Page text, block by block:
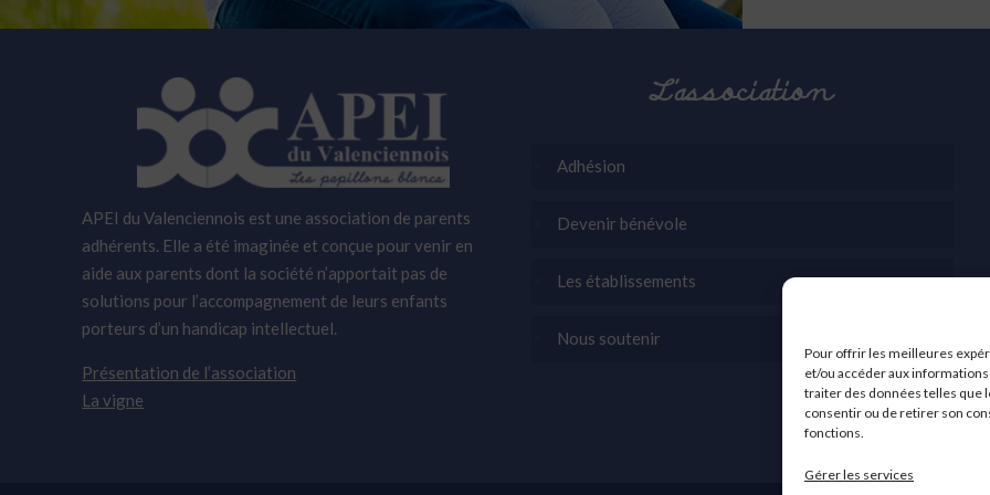
Pour offrir les meilleures
et/ou accéder aux
traiter des données telles que
consentir ou de retirer son
fonctions.
Gérer les services
APEI du Valenciennois est une association de parents
adhérents. Elle a été imaginée et conçue pour venir en
aide aux parents dont la société n’apportait pas de
solutions pour l’accompagnement de leurs enfants
porteurs d’un handicap intellectuel.
Présentation de l’association
La vigne
L’association
Adhésion
Devenir bénévole
Les établissements
Nous soutenir